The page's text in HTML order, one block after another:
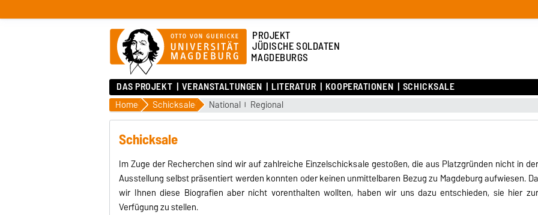
PROJEKT
JÜDISCHE SOLDATEN
MAGDEBURGS
DAS PROJEKT VERANSTALTUNGEN LITERATUR KOOPERATIONEN SCHICKSALE
Home Schicksale National Regional
Schicksale
Im Zuge der Recherchen sind wir auf zahlreiche Einzelschicksale gestoßen, die aus Platzgründen nicht in der
Ausstellung selbst präsentiert werden konnten oder keinen unmittelbaren Bezug zu Magdeburg aufwiesen. Da
wir Ihnen diese Biografien aber nicht vorenthalten wollten, haben wir uns dazu entschieden, sie hier zur
Verfügung zu stellen.